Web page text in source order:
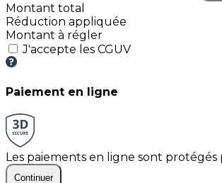
Montant total
Réduction appliquée
Montant à régler
J'accepte les CGUV
Paiement en ligne
Les paiements en ligne sont protégés
Continuer